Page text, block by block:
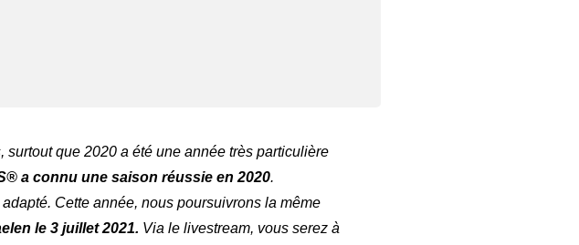
que 2020 a été une année très particulière
a connu une saison réussie en 2020.
Cette année, nous poursuivrons la même
le 3 juillet 2021. Via le livestream, vous serez à